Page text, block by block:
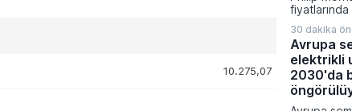
10.275,07
Ağustos
giren zamlı
düşük ve
aralıkları
30 dakika
Avrupa
elektrikli
2030'da